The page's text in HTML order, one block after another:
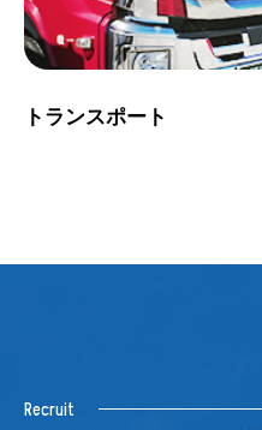
トランスポート
Recruit